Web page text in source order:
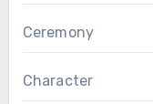
Ceremony
Character